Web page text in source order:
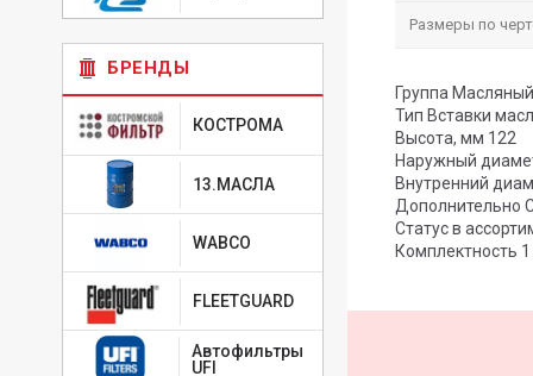
БРЕНДЫ
КОСТРОМА
13.МАСЛА
WABCO
FLEETGUARD
Автофильтры
UFI
Размеры по
Группа
Тип Вставки
Высота, мм 122
Наружный
Внутренний
Дополнительно
Статус в
Комплектность